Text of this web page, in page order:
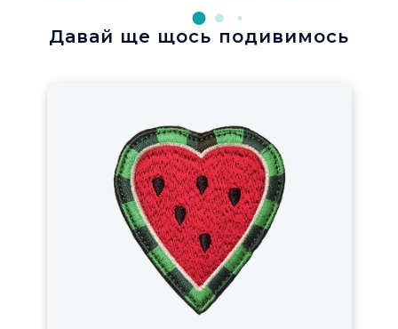
Давай ще щось подивимось